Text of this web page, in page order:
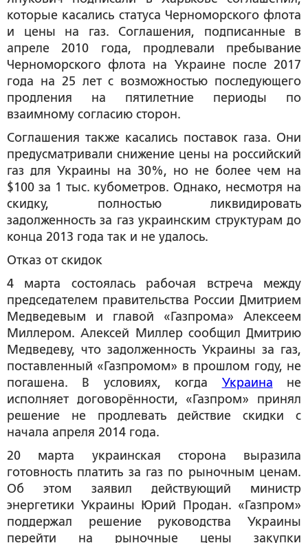
которые касались статуса Черноморского флота
и цены на газ. Соглашения, подписанные в
апреле 2010 года, продлевали пребывание
Черноморского флота на Украине после 2017
года на 25 лет с возможностью последующего
продления на пятилетние периоды по
взаимному согласию сторон.
Соглашения также касались поставок газа. Они
предусматривали снижение цены на российский
газ для Украины на 30%, но не более чем на
$100 за 1 тыс. кубометров. Однако, несмотря на
скидку, полностью ликвидировать
задолженность за газ украинским структурам до
конца 2013 года так и не удалось.
Отказ от скидок
4 марта состоялась рабочая встреча между
председателем правительства России Дмитрием
Медведевым и главой «Газпрома» Алексеем
Миллером. Алексей Миллер сообщил Дмитрию
Медведеву, что задолженность Украины за газ,
поставленный «Газпромом» в прошлом году, не
погашена. В условиях, когда Украина не
исполняет договорённости, «Газпром» принял
решение не продлевать действие скидки с
начала апреля 2014 года.
20 марта украинская сторона выразила
готовность платить за газ по рыночным ценам.
Об этом заявил действующий министр
энергетики Украины Юрий Продан. «Газпром»
поддержал решение руководства Украины
перейти на рыночные цены закупки